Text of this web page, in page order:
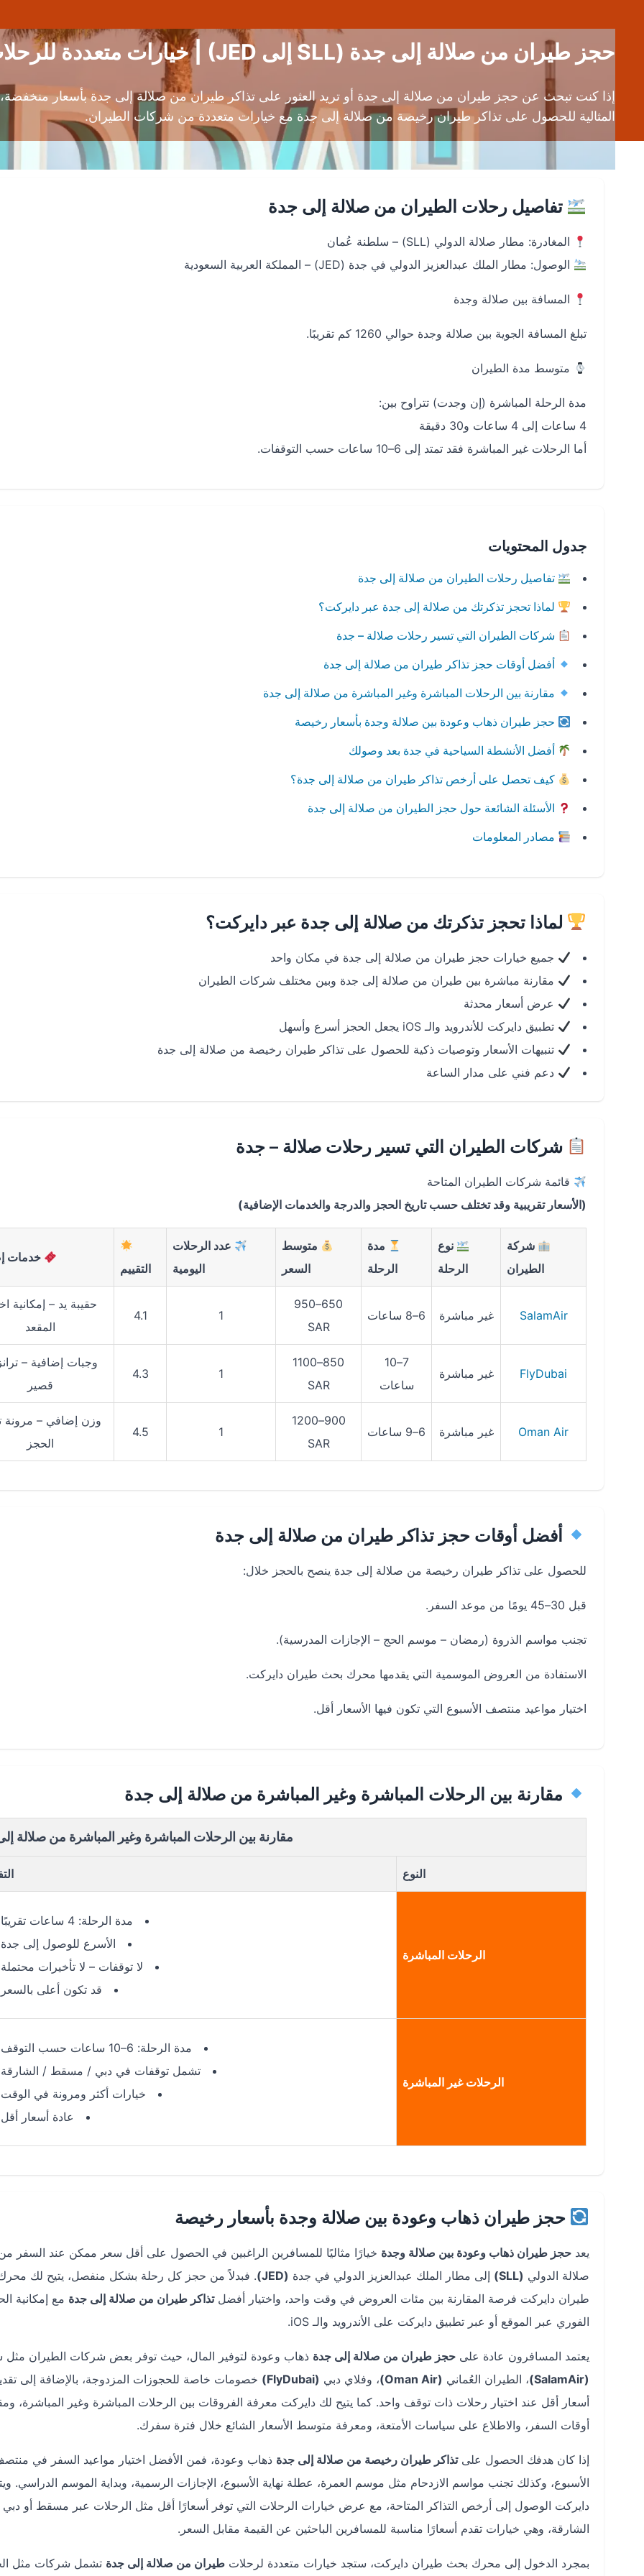
حجز طيران من صلالة إلى جدة (SLL إلى JED) | خيارات متعددة للرحلات المباشرة وغير المباشرة
إذا كنت تبحث عن حجز طيران من صلالة إلى جدة أو تريد العثور على تذاكر طيران من صلالة إلى جدة بأسعار
المثالية للحصول على تذاكر طيران رخيصة من صلالة إلى جدة مع خيارات متعددة من شركات الطيران.
تفاصيل رحلات الطيران من صلالة إلى جدة
المغادرة: مطار صلالة الدولي (SLL) – سلطنة عُمان
الوصول: مطار الملك عبدالعزيز الدولي في جدة (JED) – المملكة العربية السعودية
المسافة بين صلالة وجدة
تبلغ المسافة الجوية بين صلالة وجدة حوالي 1260 كم تقريبًا.
متوسط مدة الطيران
مدة الرحلة المباشرة (إن وجدت) تتراوح بين:
4 ساعات إلى 4 ساعات و30 دقيقة
أما الرحلات غير المباشرة فقد تمتد إلى 6–10 ساعات حسب التوقفات.
جدول المحتويات
تفاصيل رحلات الطيران من صلالة إلى جدة
لماذا تحجز تذكرتك من صلالة إلى جدة عبر دايركت؟
شركات الطيران التي تسير رحلات صلالة – جدة
أفضل أوقات حجز تذاكر طيران من صلالة إلى جدة
مقارنة بين الرحلات المباشرة وغير المباشرة من صلالة إلى جدة
حجز طيران ذهاب وعودة بين صلالة وجدة بأسعار رخيصة
أفضل الأنشطة السياحية في جدة بعد وصولك
كيف تحصل على أرخص تذاكر طيران من صلالة إلى جدة؟
الأسئلة الشائعة حول حجز الطيران من صلالة إلى جدة
مصادر المعلومات
لماذا تحجز تذكرتك من صلالة إلى جدة عبر دايركت؟
جميع خيارات حجز طيران من صلالة إلى جدة في مكان واحد
مقارنة مباشرة بين طيران من صلالة إلى جدة وبين مختلف شركات الطيران
عرض أسعار محدثة
تطبيق دايركت للأندرويد والـ iOS يجعل الحجز أسرع وأسهل
تنبيهات الأسعار وتوصيات ذكية للحصول على تذاكر طيران رخيصة من صلالة إلى جدة
دعم فني على مدار الساعة
شركات الطيران التي تسير رحلات صلالة – جدة
قائمة شركات الطيران المتاحة
(الأسعار تقريبية وقد تختلف حسب تاريخ الحجز والدرجة والخدمات الإضافية)
شركة
الطيران
نوع
الرحلة
مدة
الرحلة
متوسط
السعر
عدد الرحلات
اليومية
التقييم
خدمات
SalamAir غير مباشرة 6–8 ساعات
650–950
SAR
1
4.1
حقيبة يد – إمكانية
المقعد
FlyDubai غير مباشرة
7–10
ساعات
850–1100
SAR
1
4.3
وجبات إضافية –
قصير
Oman Air غير مباشرة 6–9 ساعات
900–1200
SAR
1
4.5
وزن إضافي – مرونة
الحجز
أفضل أوقات حجز تذاكر طيران من صلالة إلى جدة
للحصول على تذاكر طيران رخيصة من صلالة إلى جدة ينصح بالحجز خلال:
قبل 30–45 يومًا من موعد السفر.
تجنب مواسم الذروة (رمضان – موسم الحج – الإجازات المدرسية).
الاستفادة من العروض الموسمية التي يقدمها محرك بحث طيران دايركت.
اختيار مواعيد منتصف الأسبوع التي تكون فيها الأسعار أقل.
مقارنة بين الرحلات المباشرة وغير المباشرة من صلالة إلى جدة
مقارنة بين الرحلات المباشرة وغير المباشرة من صلالة
النوع
الرحلات المباشرة
مدة الرحلة: 4 ساعات تقريبًا
الأسرع للوصول إلى جدة
لا توقفات – لا تأخيرات محتملة
قد تكون أعلى بالسعر
الرحلات غير المباشرة
مدة الرحلة: 6–10 ساعات حسب التوقف
تشمل توقفات في دبي / مسقط / الشارقة
خيارات أكثر ومرونة في الوقت
عادة أسعار أقل
حجز طيران ذهاب وعودة بين صلالة وجدة بأسعار رخيصة
يعد حجز طيران ذهاب وعودة بين صلالة وجدة خيارًا مثاليًا للمسافرين الراغبين في الحصول على أقل سعر ممكن عند السفر
صلالة الدولي (SLL) إلى مطار الملك عبدالعزيز الدولي في جدة (JED)
. فبدلاً من حجز كل رحلة بشكل منفصل، يتيح لك
طيران دايركت فرصة المقارنة بين مئات العروض في وقت واحد، واختيار أفضلتذاكر طيران من صلالة إلى جدة مع إمكانية
الفوري عبر الموقع أو عبر تطبيق دايركت على الأندرويد والـ iOS.
يعتمد المسافرون عادة على حجز طيران من صلالة إلى جدة ذهاب وعودة لتوفير المال، حيث توفر بعض شركات الطيران مثل
(SalamAir)
، الطيران العُماني (Oman Air) ، وفلاي دبي (FlyDubai)
خصومات خاصة للحجوزات المزدوجة، بالإضافة إلى
أسعار أقل عند اختيار رحلات ذات توقف واحد. كما يتيح لك دايركت معرفة الفروقات بين الرحلات المباشرة وغير المباشرة،
أوقات السفر، والاطلاع على سياسات الأمتعة، ومعرفة متوسط الأسعار الشائع خلال فترة سفرك.
إذا كان هدفك الحصول علىتذاكر طيران رخيصة من صلالة إلى جدة ذهاب وعودة، فمن الأفضل اختيار مواعيد السفر في
الأسبوع، وكذلك تجنب مواسم الازدحام مثل موسم العمرة، عطلة نهاية الأسبوع، الإجازات الرسمية، وبداية الموسم الدراسي.
دايركت الوصول إلى أرخص التذاكر المتاحة، مع عرض خيارات الرحلات التي توفر أسعارًا أقل مثل الرحلات عبر مسقط أو دبي
الشارقة، وهي خيارات تقدم أسعارًا مناسبة للمسافرين الباحثين عن القيمة مقابل السعر.
بمجرد الدخول إلى محرك بحث طيران دايركت، ستجد خيارات متعددة لرحلات طيران من صلالة إلى جدة تشمل شركات مثل